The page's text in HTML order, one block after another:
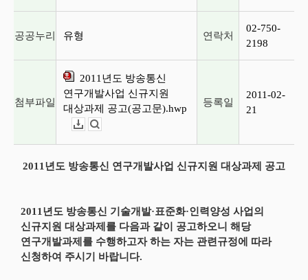
공공누리 유형 연락처
02-750-
2198
첨부파일
2011년도 방송통신
연구개발사업 신규지원
대상과제 공고(공고문).hwp
등록일
2011-02-
21
2011년도 방송통신 연구개발사업 신규지원 대상과제 공고
2011년도 방송통신 기술개발·표준화·인력양성 사업의
신규지원 대상과제를 다음과 같이 공고하오니 해당
연구개발과제를 수행하고자 하는 자는 관련규정에 따라
신청하여 주시기 바랍니다.